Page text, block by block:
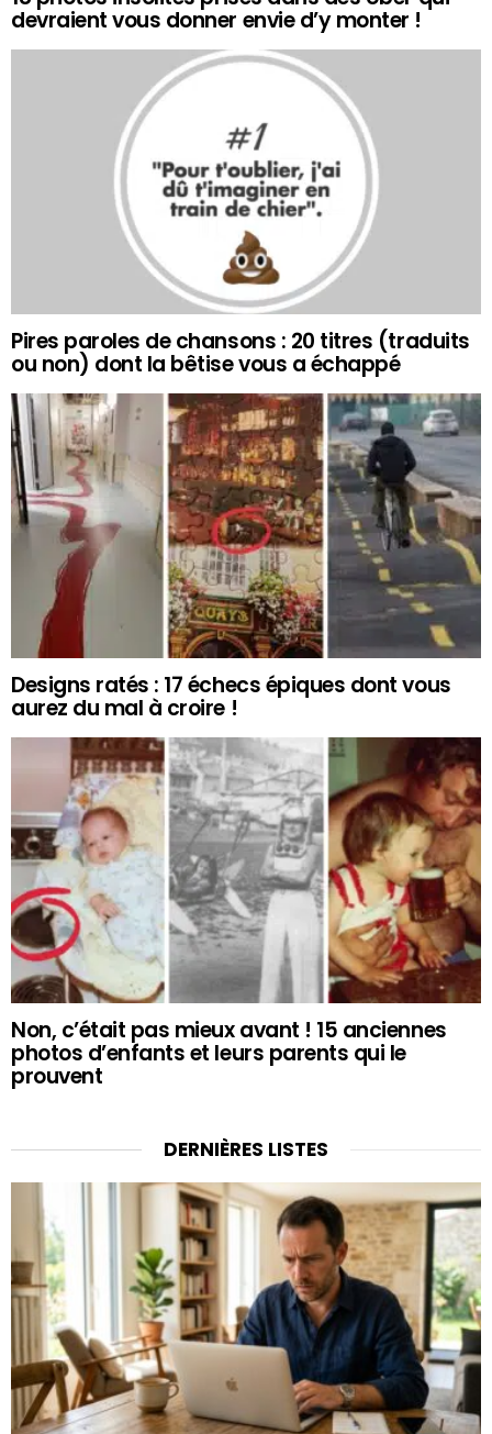
devraient vous donner envie d’y monter !
Pires paroles de chansons : 20 titres (traduits
ou non) dont la bêtise vous a échappé
Designs ratés : 17 échecs épiques dont vous
aurez du mal à croire !
Non, c’était pas mieux avant ! 15 anciennes
photos d’enfants et leurs parents qui le
prouvent
DERNIÈRES LISTES